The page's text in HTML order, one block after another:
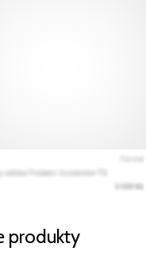
produkty